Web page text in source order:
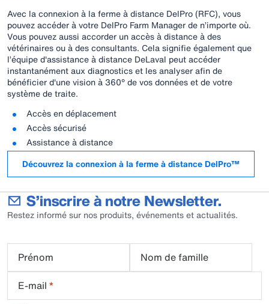
Avec la connexion à la ferme à distance DelPro (RFC), vous
pouvez accéder à votre DelPro Farm Manager de n’importe où.
Vous pouvez aussi accorder un accès à distance à des
vétérinaires ou à des consultants. Cela signifie également que
l’équipe d'assistance à distance DeLaval peut accéder
instantanément aux diagnostics et les analyser afin de
bénéficier d'une vision à 360° de vos données et de votre
système de traite.
Accès en déplacement
Accès sécurisé
Assistance à distance
Découvrez la connexion à la ferme à distance DelPro™
S’inscrire à notre Newsletter.
Restez informé sur nos produits, événements et actualités.
Prénom
Nom de famille
E-mail *